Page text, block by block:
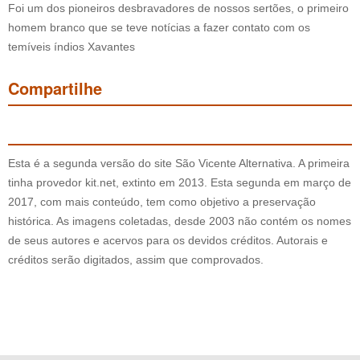
Foi um dos pioneiros desbravadores de nossos sertões, o primeiro
homem branco que se teve notícias a fazer contato com os
temíveis índios Xavantes
Compartilhe
Esta é a segunda versão do site São Vicente Alternativa. A primeira
tinha provedor kit.net, extinto em 2013. Esta segunda em março de
2017, com mais conteúdo, tem como objetivo a preservação
histórica. As imagens coletadas, desde 2003 não contém os nomes
de seus autores e acervos para os devidos créditos. Autorais e
créditos serão digitados, assim que comprovados.